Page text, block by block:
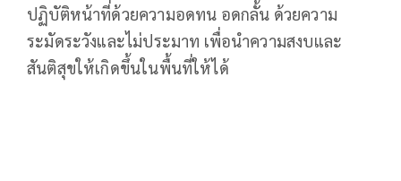
ปฏิบัติหน้าที่ด้วยความอดทน อดกลั้น ด้วยความ
ระมัดระวังและไม่ประมาท เพื่อนำความสงบและ
สันติสุขให้เกิดขึ้นในพื้นที่ให้ได้